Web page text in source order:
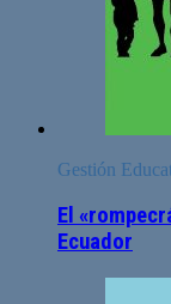
Gestión
El
Ecuador